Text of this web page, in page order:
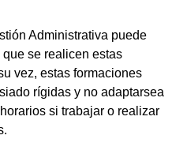
Administrativa puede
se realicen estas
vez, estas formaciones
rígidas y no adaptarsea
si trabajar o realizar